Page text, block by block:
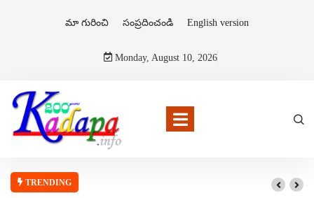
మా గురించి సంప్రదించండి English version
Monday, August 10, 2026
TRENDING